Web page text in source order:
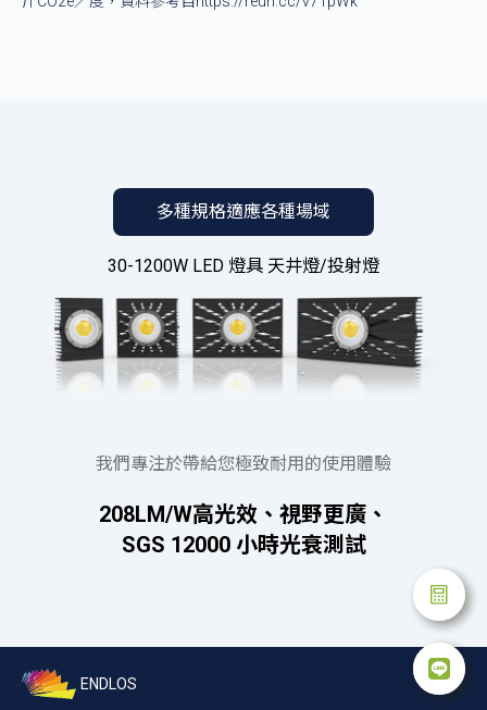
多種規格適應各種場域
30-1200W LED 燈具 天井燈/投射燈
我們專注於帶給您極致耐用的使用體驗
208LM/W高光效、視野更廣、
SGS 12000 小時光衰測試
ENDLOS